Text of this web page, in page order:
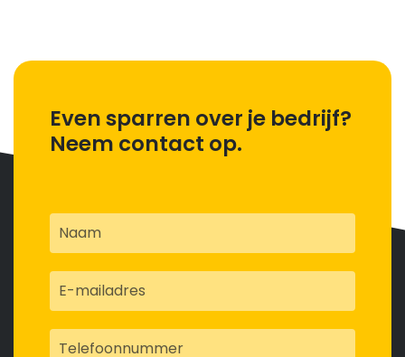
Even sparren over je bedrijf?
Neem contact op.